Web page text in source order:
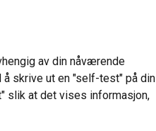
av din nåværende
å skrive ut en "self-test" på din
slik at det vises informasjon,